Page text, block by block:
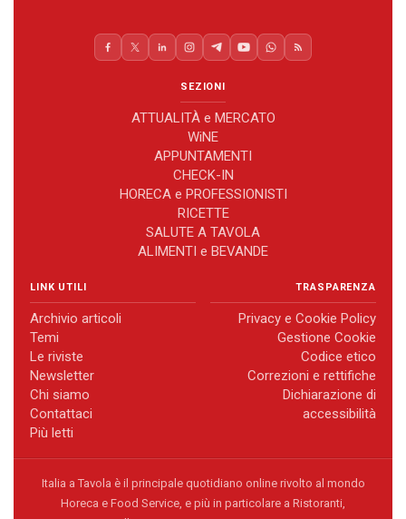
SEZIONI
ATTUALITÀ e MERCATO
WiNE
APPUNTAMENTI
CHECK-IN
HORECA e PROFESSIONISTI
RICETTE
SALUTE A TAVOLA
ALIMENTI e BEVANDE
LINK UTILI
Archivio articoli
Temi
Le riviste
Newsletter
Chi siamo
Contattaci
Più letti
TRASPARENZA
Privacy e Cookie Policy
Gestione Cookie
Codice etico
Correzioni e rettifiche
Dichiarazione di
accessibilità
Italia a Tavola è il principale quotidiano online rivolto al mondo
Horeca e Food Service, e più in particolare a Ristoranti,